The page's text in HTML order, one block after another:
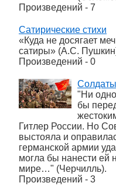
Произведений - 7
Сатирические стихи
«Куда не досягает
сатиры» (А.С.
Произведений - 0
"Ни одно
бы
Гитлер России. Но
выстояла и
германской армии
могла бы нанести ей
мире…" (Черчилль).
Произведений - 3